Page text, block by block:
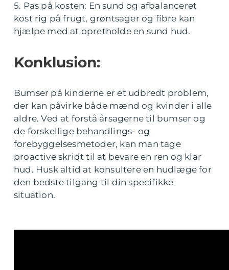
5. Pas på kosten: En sund og afbalanceret
kost rig på frugt, grøntsager og fibre kan
hjælpe med at opretholde en sund hud.
Konklusion:
Bumser på kinderne er et udbredt problem,
der kan påvirke både mænd og kvinder i alle
aldre. Ved at forstå årsagerne til bumser og
de forskellige behandlings- og
forebyggelsesmetoder, kan man tage
proactive skridt til at bevare en ren og klar
hud. Husk altid at konsultere en hudlæge for
den bedste tilgang til din specifikke
situation.